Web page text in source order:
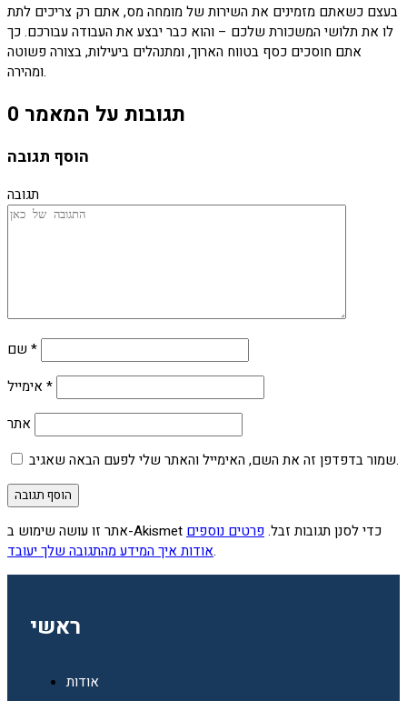
בעצם כשאתם מזמינים את השירות של מומחה מס, אתם רק צריכים לתת
לו את תלושי המשכורת שלכם – והוא כבר יבצע את העבודה עבורכם. כך
אתם חוסכים כסף בטווח הארוך, ומתנהלים ביעילות, בצורה פשוטה
ומהירה.
0 תגובות על המאמר
תגובה
*
*
אתר
שמור בדפדפן זה את השם, האימייל והאתר שלי לפעם הבאה שאגיב.
אתר זו עושה שימוש ב-Akismet כדי לסנן תגובות זבל. פרטים נוספים
אודות איך המידע מהתגובה שלך יעובד.
ראשי
אודות